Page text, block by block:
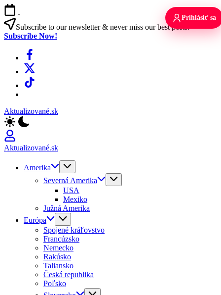
Skip
to
content
-
Subscribe to our newsletter & never miss our best posts.
Subscribe Now!
Facebook
X
TikTok
Aktualizované.sk
Aktualizované.sk
Amerika
Severná Amerika
USA
Mexiko
Južná Amerika
Európa
Spojené kráľovstvo
Francúzsko
Nemecko
Rakúsko
Taliansko
Česká republika
Poľsko
Prihlásiť sa